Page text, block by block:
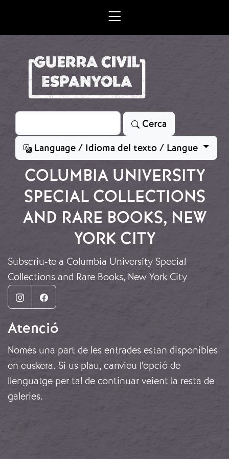
Cerca
Cerca
Language / Idioma del texto / Langue
COLUMBIA UNIVERSITY
SPECIAL COLLECTIONS
AND RARE BOOKS, NEW
YORK CITY
Subscriu-te a Columbia University Special
Collections and Rare Books, New York City
InstagramFacebook
Atenció
Només una part de les entrades estan disponibles
en euskera. Si us plau, canvieu l'opció de
llenguatge per tal de continuar veient la resta de
galeries.